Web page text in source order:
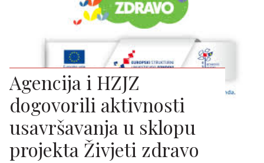
Agencija i HZJZ
dogovorili aktivnosti
usavršavanja u sklopu
projekta Živjeti zdravo